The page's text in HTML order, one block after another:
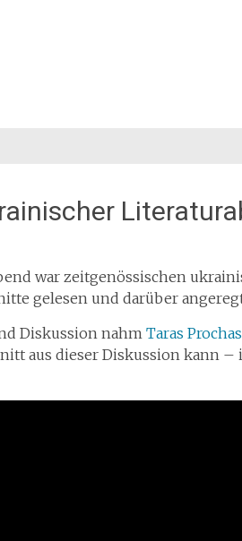
war zeitgenössischen
gelesen und darüber
Diskussion nahm Taras
aus dieser Diskussion kann